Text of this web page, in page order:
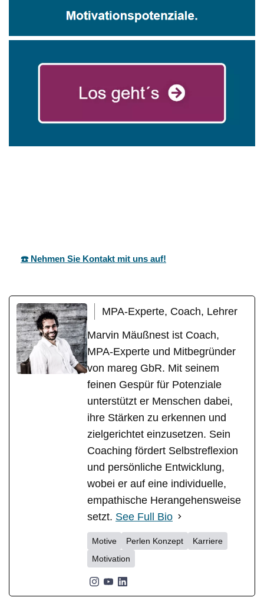
☎️ Nehmen Sie Kontakt mit uns auf!
MPA-Experte, Coach, Lehrer
Marvin Mäußnest ist Coach,
MPA-Experte und Mitbegründer
von mareg GbR. Mit seinem
feinen Gespür für Potenziale
unterstützt er Menschen dabei,
ihre Stärken zu erkennen und
zielgerichtet einzusetzen. Sein
Coaching fördert Selbstreflexion
und persönliche Entwicklung,
wobei er auf eine individuelle,
empathische Herangehensweise
setzt. See Full Bio
Motive Perlen Konzept
Karriere
Motivation